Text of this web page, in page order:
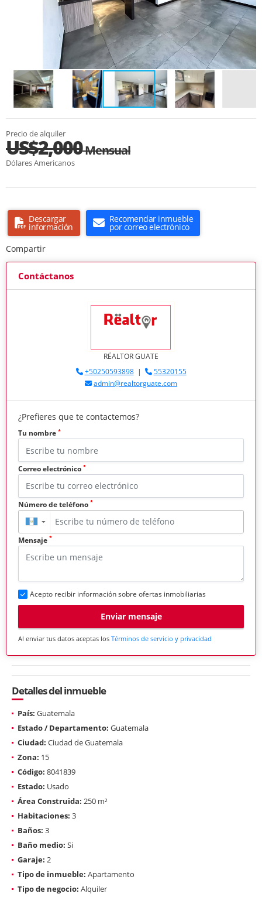
Precio de alquiler
US$2,000Mensual
Dólares Americanos
Descargar
información
Recomendar inmueble
por correo electrónico
Compartir
Contáctanos
RËALTOR GUATE
+50250593898|
55320155
admin@realtorguate.com
¿Prefieres que te contactemos?
Tu nombre *
Correo electrónico *
Número de teléfono *
▼
Mensaje *
Acepto recibir información sobre ofertas inmobiliarias
Enviar mensaje
Al enviar tus datos aceptas los Términos de servicio y privacidad
Detalles del inmueble
País: Guatemala
Estado / Departamento: Guatemala
Ciudad: Ciudad de Guatemala
Zona: 15
Código: 8041839
Estado: Usado
Área Construida: 250 m²
Habitaciones: 3
Baños: 3
Baño medio: Si
Garaje: 2
Tipo de inmueble: Apartamento
Tipo de negocio: Alquiler